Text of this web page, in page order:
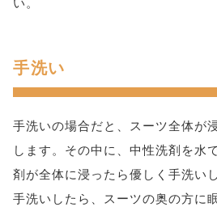
手洗い
手洗いの場合だと、スーツ全体が
します。その中に、中性洗剤を水
剤が全体に浸ったら優しく手洗い
手洗いしたら、スーツの奥の方に